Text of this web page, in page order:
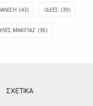
(43) ΙΔΈΕΣ (39)
ΜΑΚΙΓΙΆΖ (36)
ΣΧΕΤΙΚΆ